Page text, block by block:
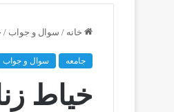
خانه / سوال و جواب /
جامعه سوال و جواب
خیاط